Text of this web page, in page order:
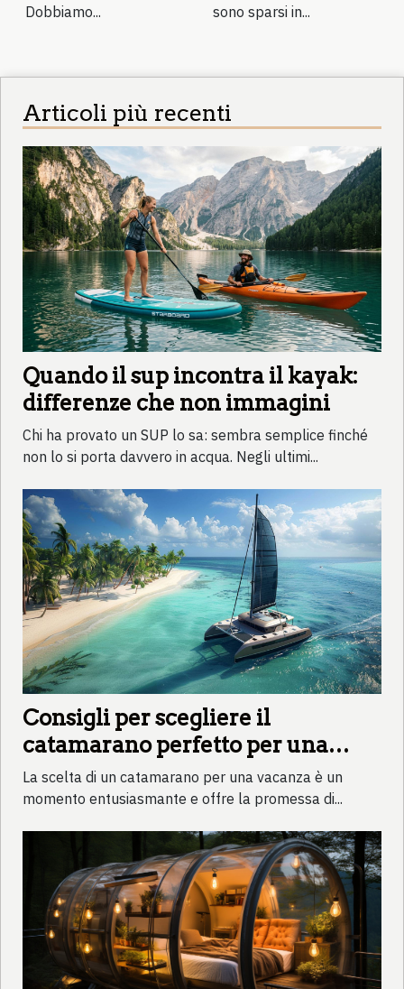
Dobbiamo... sono sparsi in...
Articoli più recenti
Quando il sup incontra il kayak:
differenze che non immagini
Chi ha provato un SUP lo sa: sembra semplice finché
non lo si porta davvero in acqua. Negli ultimi...
Consigli per scegliere il
catamarano perfetto per una
vacanza
La scelta di un catamarano per una vacanza è un
momento entusiasmante e offre la promessa di...